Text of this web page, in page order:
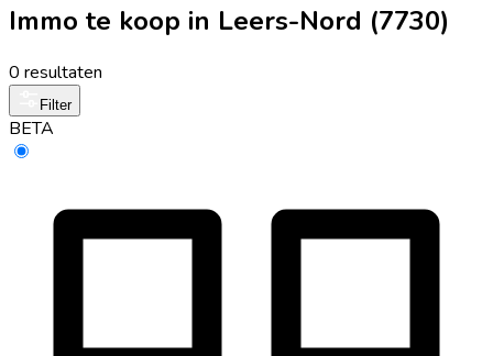
Immo te koop in Leers-Nord (7730)
0 resultaten
Filter
BETA